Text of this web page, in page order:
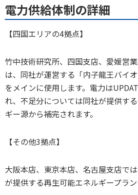
電力供給体制の詳細
【四国エリアの4拠点】
竹中技術研究所、四国支店、愛媛営
は、同社が運営する「内子龍王バイ
をメインに使用します。電力は
れ、不足分については同社が提供す
ギー源から補完されます。
【その他3拠点】
大阪本店、東京本店、名古屋支店で
が提供する再生可能エネルギープラン